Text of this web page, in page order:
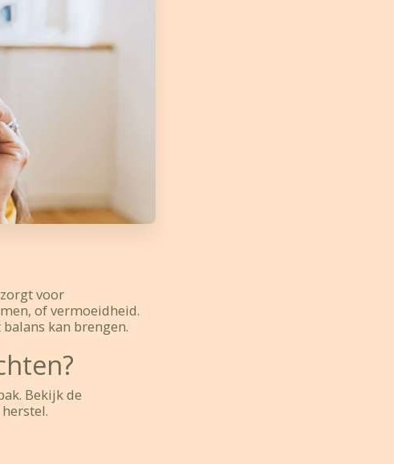
voor
of vermoeidheid.
kan brengen.
Bekijk de